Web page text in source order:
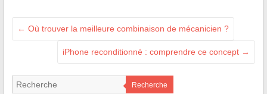
← Où trouver la meilleure combinaison de mécanicien ?
iPhone reconditionné : comprendre ce concept →
Recherche